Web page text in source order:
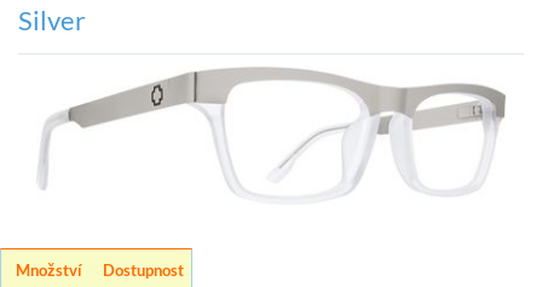
Silver
Množství Dostupnost